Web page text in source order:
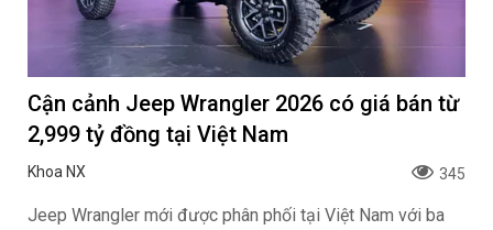
Cận cảnh Jeep Wrangler 2026 có giá bán từ
2,999 tỷ đồng tại Việt Nam
Khoa NX 345
Jeep Wrangler mới được phân phối tại Việt Nam với ba